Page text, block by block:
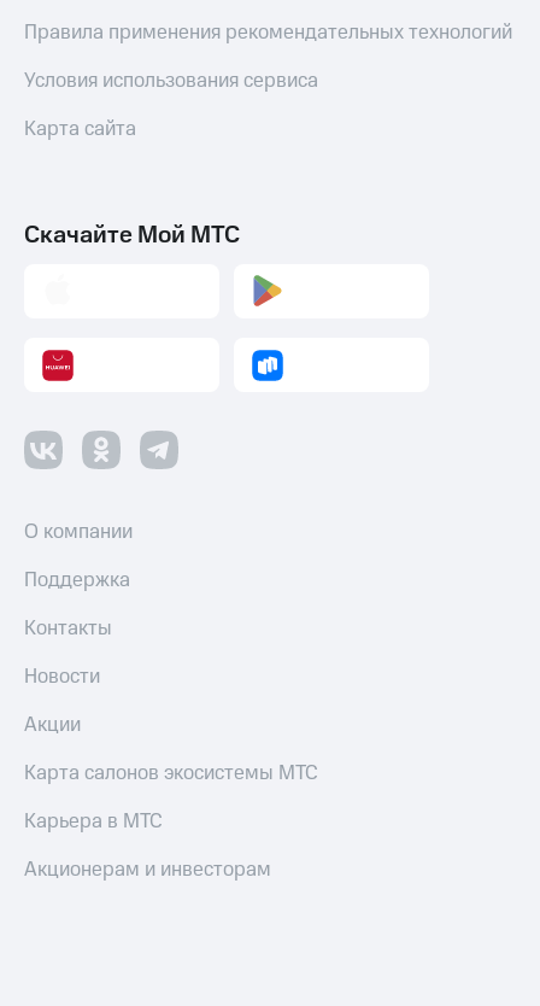
Правила применения рекомендательных технологий
Условия использования сервиса
Карта сайта
Скачайте Мой МТС
О компании
Поддержка
Контакты
Новости
Акции
Карта салонов экосистемы МТС
Карьера в МТС
Акционерам и инвесторам